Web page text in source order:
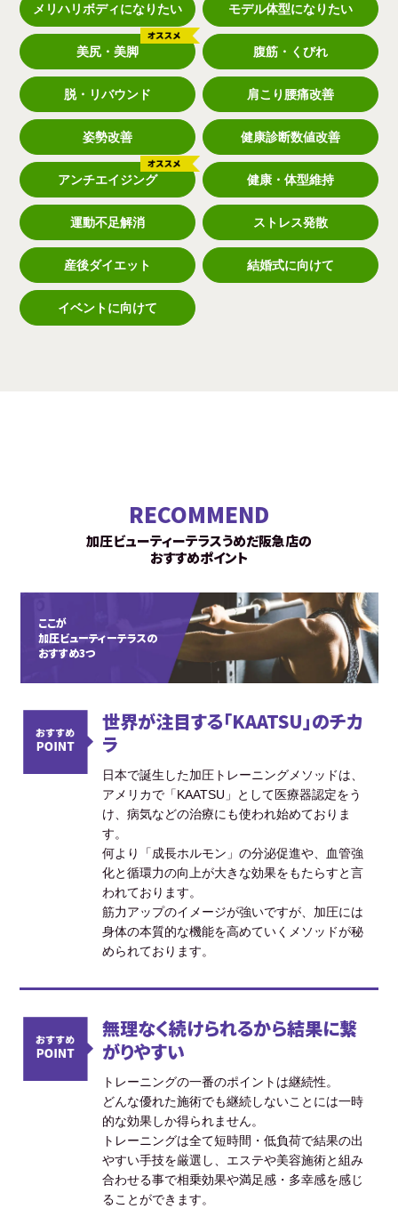
メリハリボディになりたい モデル体型になりたい
美尻・美脚 腹筋・くびれ
脱・リバウンド 肩こり腰痛改善
姿勢改善 健康診断数値改善
アンチエイジング 健康・体型維持
運動不足解消 ストレス発散
産後ダイエット 結婚式に向けて
イベントに向けて
RECOMMEND
加圧ビューティーテラスうめだ阪急店の
おすすめポイント
ここが
加圧ビューティーテラスの
おすすめ3つ
世界が注目する「KAATSU」のチカ
ラ
日本で誕生した加圧トレーニングメソッドは、
アメリカで「KAATSU」として医療器認定をう
け、病気などの治療にも使われ始めておりま
す。
何より「成長ホルモン」の分泌促進や、血管強
化と循環力の向上が大きな効果をもたらすと言
われております。
筋力アップのイメージが強いですが、加圧には
身体の本質的な機能を高めていくメソッドが秘
められております。
無理なく続けられるから結果に繋
がりやすい
トレーニングの一番のポイントは継続性。
どんな優れた施術でも継続しないことには一時
的な効果しか得られません。
トレーニングは全て短時間・低負荷で結果の出
やすい手技を厳選し、エステや美容施術と組み
合わせる事で相乗効果や満足感・多幸感を感じ
ることができます。